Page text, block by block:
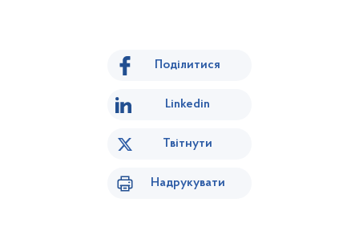
Поділитися
Linkedin
Твітнути
Надрукувати